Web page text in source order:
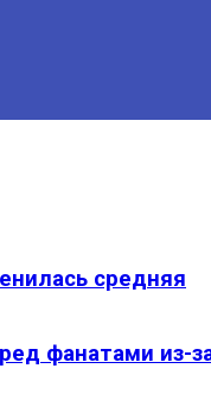
средняя
фанатами из-